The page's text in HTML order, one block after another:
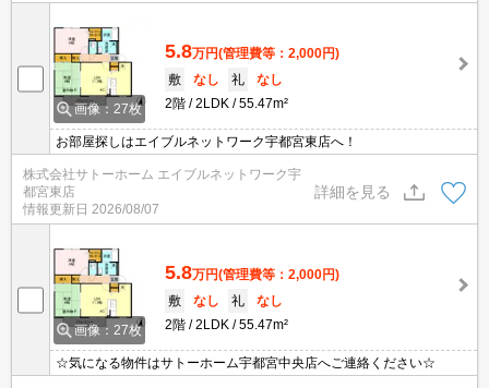
画像：27枚
5.8万円(管理費等：2,000円)
敷
なし 礼
なし
2階
2LDK 55.47m²
お部屋探しはエイブルネットワーク宇都宮東店へ！
株式会社サトーホーム エイブルネットワーク宇
都宮東店
情報更新日 2026/08/07
詳細を見る
画像：27枚
5.8万円(管理費等：2,000円)
敷
なし 礼
なし
2階
2LDK 55.47m²
☆気になる物件はサトーホーム宇都宮中央店へご連絡ください☆